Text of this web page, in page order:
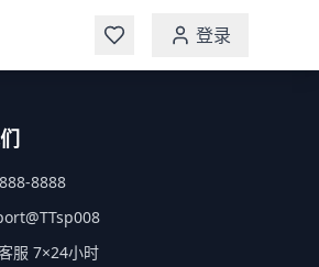
登录
8888
服 7×24小时